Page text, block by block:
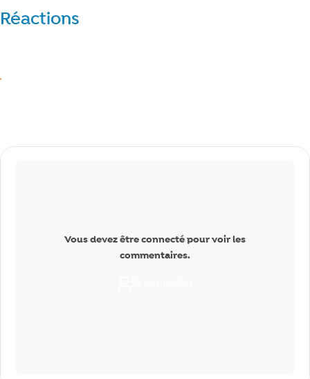
Réactions
Commentaires
Vous devez être connecté pour voir les
commentaires.